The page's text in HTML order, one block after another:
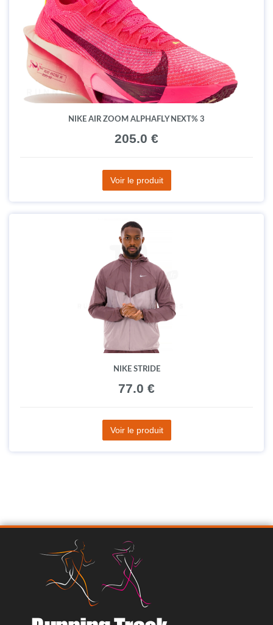
NIKE AIR ZOOM ALPHAFLY NEXT% 3
205.0 €
Voir le produit
NIKE STRIDE
77.0 €
Voir le produit